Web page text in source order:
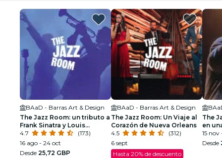
BAaD - Barras Art & Design
The Jazz Room: un tributo a
Frank Sinatra y Louis
Armstrong
4.7
(173)
16 ago - 24 oct
Desde 25,72 GBP
BAaD - Barras Art & Design
The Jazz Room: Un Viaje al
Corazón de Nueva Orleans
4.5
(312)
6 sept
Hasta 20% de descuento
The
en
15 nov
Desde